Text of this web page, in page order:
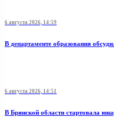
6 августа 2026, 14:59
В департаменте образования
6 августа 2026, 14:51
В Брянской области стартовала